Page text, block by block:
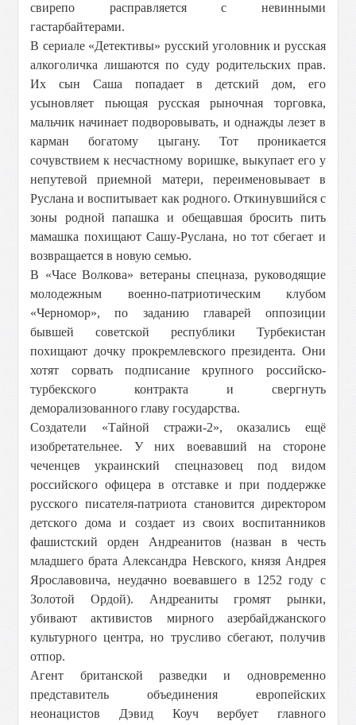
свирепо расправляется с невинными
гастарбайтерами.
В сериале «Детективы» русский уголовник и русская
алкоголичка лишаются по суду родительских прав.
Их сын Саша попадает в детский дом, его
усыновляет пьющая русская рыночная торговка,
мальчик начинает подворовывать, и однажды лезет в
карман богатому цыгану. Тот проникается
сочувствием к несчастному воришке, выкупает его у
непутевой приемной матери, переименовывает в
Руслана и воспитывает как родного. Откинувшийся с
зоны родной папашка и обещавшая бросить пить
мамашка похищают Сашу-Руслана, но тот сбегает и
возвращается в новую семью.
В «Часе Волкова» ветераны спецназа, руководящие
молодежным военно-патриотическим клубом
«Черномор», по заданию главарей оппозиции
бывшей советской республики Турбекистан
похищают дочку прокремлевского президента. Они
хотят сорвать подписание крупного российско-
турбекского контракта и свергнуть
деморализованного главу государства.
Создатели «Тайной стражи-2», оказались ещё
изобретательнее. У них воевавший на стороне
чеченцев украинский спецназовец под видом
российского офицера в отставке и при поддержке
русского писателя-патриота становится директором
детского дома и создает из своих воспитанников
фашистский орден Андреанитов (назван в честь
младшего брата Александра Невского, князя Андрея
Ярославовича, неудачно воевавшего в 1252 году с
Золотой Ордой). Андреаниты громят рынки,
убивают активистов мирного азербайджанского
культурного центра, но трусливо сбегают, получив
отпор.
Агент британской разведки и одновременно
представитель объединения европейских
неонацистов Дэвид Коуч вербует главного